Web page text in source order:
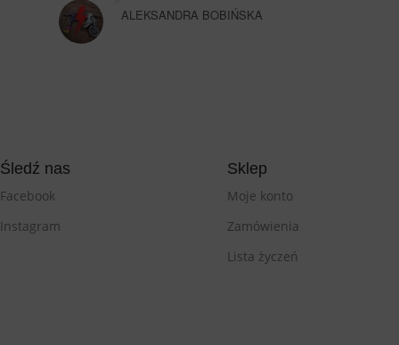
ALEKSANDRA BOBIŃSKA
Śledź nas
Facebook
Instagram
Sklep
Moje konto
Zamówienia
Lista życzeń